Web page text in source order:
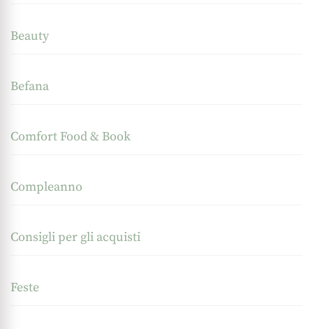
Beauty
Befana
Comfort Food & Book
Compleanno
Consigli per gli acquisti
Feste